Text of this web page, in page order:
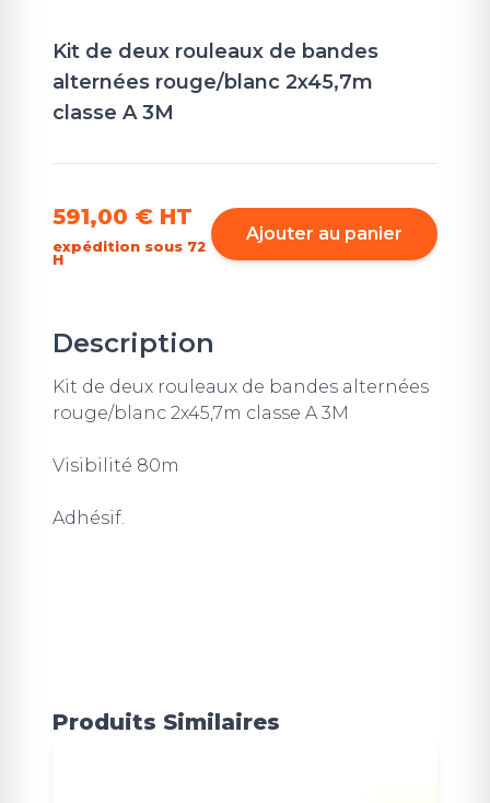
Kit de deux rouleaux de bandes
alternées rouge/blanc 2x45,7m
classe A 3M
591,00 € HT
expédition sous 72
H
Ajouter au panier
Description
Kit de deux rouleaux de bandes alternées
rouge/blanc 2x45,7m classe A 3M
Visibilité 80m
Adhésif.
Produits Similaires